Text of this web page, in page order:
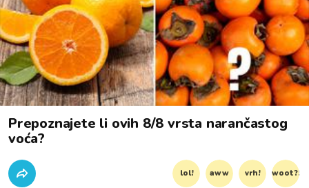
Prepoznajete li ovih 8/8 vrsta narančastog
voća?
lol! aww vrh! woot?!